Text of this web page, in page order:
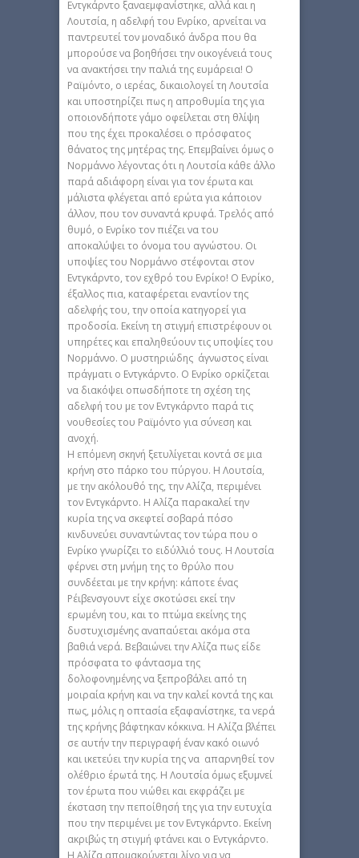
Εντγκάρντο ξαναεμφανίστηκε, αλλά και η
Λουτσία, η αδελφή του Ενρίκο, αρνείται να
παντρευτεί τον μοναδικό άνδρα που θα
μπορούσε να βοηθήσει την οικογένειά τους
να ανακτήσει την παλιά της ευμάρεια! Ο
Ραϊμόντο, ο ιερέας, δικαιολογεί τη Λουτσία
και υποστηρίζει πως η απροθυμία της για
οποιονδήποτε γάμο οφείλεται στη θλίψη
που της έχει προκαλέσει ο πρόσφατος
θάνατος της μητέρας της. Επεμβαίνει όμως ο
Νορμάννο λέγοντας ότι η Λουτσία κάθε άλλο
παρά αδιάφορη είναι για τον έρωτα και
μάλιστα φλέγεται από ερώτα για κάποιον
άλλον, που τον συναντά κρυφά. Τρελός από
θυμό, ο Ενρίκο τον πιέζει να του
αποκαλύψει το όνομα του αγνώστου. Οι
υποψίες του Νορμάννο στέφονται στον
Εντγκάρντο, τον εχθρό του Ενρίκο! Ο Ενρίκο,
έξαλλος πια, καταφέρεται εναντίον της
αδελφής του, την οποία κατηγορεί για
προδοσία. Εκείνη τη στιγμή επιστρέφουν οι
υπηρέτες και επαληθεύουν τις υποψίες του
Νορμάννο. Ο μυστηριώδης άγνωστος είναι
πράγματι ο Εντγκάρντο. Ο Ενρίκο ορκίζεται
να διακόψει οπωσδήποτε τη σχέση της
αδελφή του με τον Εντγκάρντο παρά τις
νουθεσίες του Ραϊμόντο για σύνεση και
ανοχή.
Η επόμενη σκηνή ξετυλίγεται κοντά σε μια
κρήνη στο πάρκο του πύργου. Η Λουτσία,
με την ακόλουθό της, την Αλίζα, περιμένει
τον Εντγκάρντο. Η Αλίζα παρακαλεί την
κυρία της να σκεφτεί σοβαρά πόσο
κινδυνεύει συναντώντας τον τώρα που ο
Ενρίκο γνωρίζει το ειδύλλιό τους. Η Λουτσία
φέρνει στη μνήμη της το θρύλο που
συνδέεται με την κρήνη: κάποτε ένας
Ρέιβενσγουντ είχε σκοτώσει εκεί την
ερωμένη του, και το πτώμα εκείνης της
δυστυχισμένης αναπαύεται ακόμα στα
βαθιά νερά. Βεβαιώνει την Αλίζα πως είδε
πρόσφατα το φάντασμα της
δολοφονημένης να ξεπροβάλει από τη
μοιραία κρήνη και να την καλεί κοντά της και
πως, μόλις η οπτασία εξαφανίστηκε, τα νερά
της κρήνης βάφτηκαν κόκκινα. Η Αλίζα βλέπει
σε αυτήν την περιγραφή έναν κακό οιωνό
και ικετεύει την κυρία της να απαρνηθεί τον
ολέθριο έρωτά της. Η Λουτσία όμως εξυμνεί
τον έρωτα που νιώθει και εκφράζει με
έκσταση την πεποίθησή της για την ευτυχία
που την περιμένει με τον Εντγκάρντο. Εκείνη
ακριβώς τη στιγμή φτάνει και ο Εντγκάρντο.